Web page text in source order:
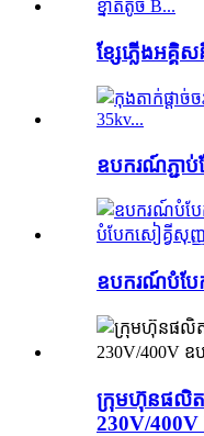
ខ្សែភ្លើងអគ្
ឧបករណ៍ភ្ជាប់
ឧបករណ៍​បំបែ
ក្រុមហ៊ុនផលិត
230V/400V